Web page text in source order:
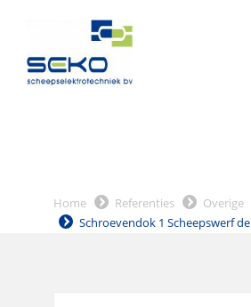
Home Referenties
Overige
Schroevendok 1 Scheepswerf